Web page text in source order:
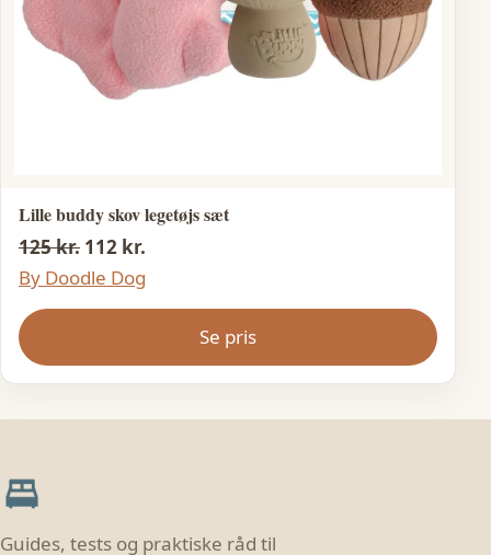
Lille buddy skov legetøjs sæt
125 kr. 112 kr.
By Doodle Dog
Se pris
Guides, tests og praktiske råd til